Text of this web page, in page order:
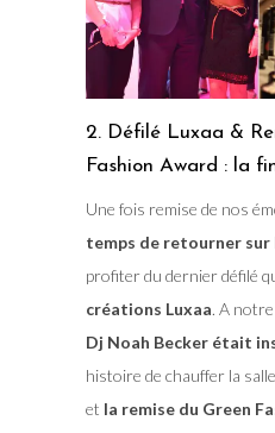
2. Défilé Luxaa &
Fashion Award : la
Une fois remise de nos
temps de retourner
profiter du dernier défilé
créations Luxaa. A
Dj Noah Becker était
histoire de chauffer la
et la remise du Green